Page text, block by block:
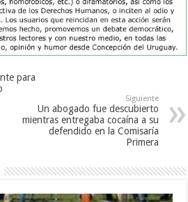
para
Siguiente
Un abogado fue descubierto
mientras entregaba cocaína a su
defendido en la Comisaría
Primera